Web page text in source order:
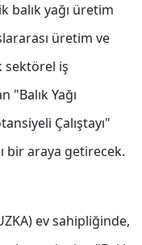
balık yağı üretim
üretim ve
sektörel iş
Yağı
Çalıştayı"
bir araya getirecek.
ev sahipliğinde,